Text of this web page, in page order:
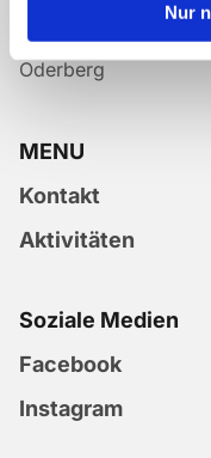
Nur
Ev.
Oberbarnim-Nikolai
Oderberg
MENU
Kontakt
Aktivitäten
Soziale Medien
Facebook
Instagram